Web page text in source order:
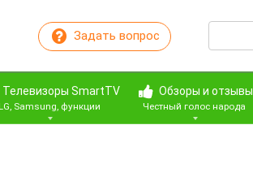
Задать вопрос Поиск:
Телевизоры SmartTV
Samsung, функции
Обзоры и отзывы
Честный голос народа